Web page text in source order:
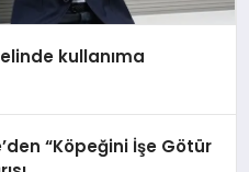
kullanıma
“Köpeğini İşe Götür